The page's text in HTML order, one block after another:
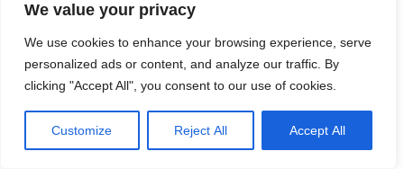
We value your privacy
We use cookies to enhance your browsing experience, serve
personalized ads or content, and analyze our traffic. By
clicking "Accept All", you consent to our use of cookies.
Customize Reject All Accept All
I dag har vi bokat en guidad visning genom Alhamas
turistbyrå, och turen börjar kl. 12. Att vi väljer detta
alternativ, och inte går runt i staden på egen hand, beror
på att många av de historiska byggnaderna här bara kan